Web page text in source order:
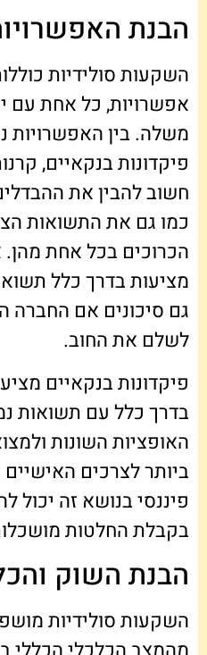
הבנת
השקעות סולידיות
אפשרויות, כל אחת עם
משלה. בין האפשרויות
פיקדונות בנקאיים,
חשוב להבין את
כמו גם את התשואות
הכרוכים בכל אחת מהן.
מציעות בדרך כלל
גם סיכונים אם החברה
לשלם את החוב.
פיקדונות בנקאיים
בדרך כלל עם תשואות
האופציות השונות
ביותר לצרכים האישיים
פיננסי בנושא זה יכול
בקבלת החלטות
הבנת השוק
השקעות סולידיות